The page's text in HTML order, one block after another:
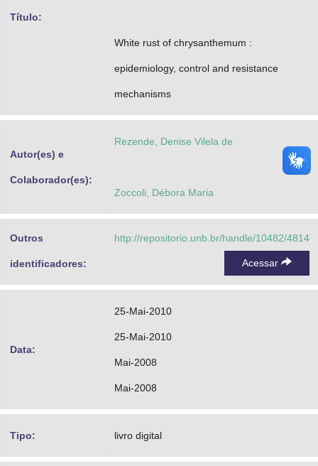
Título:
White rust of chrysanthemum :
epidemiology, control and resistance
mechanisms
Autor(es) e
Colaborador(es):
Rezende, Denise Vilela de
Zoccoli, Débora Maria
Outros
identificadores:
http://repositorio.unb.br/handle/10482/4814
Acessar
Data:
25-Mai-2010
25-Mai-2010
Mai-2008
Mai-2008
Tipo: livro digital